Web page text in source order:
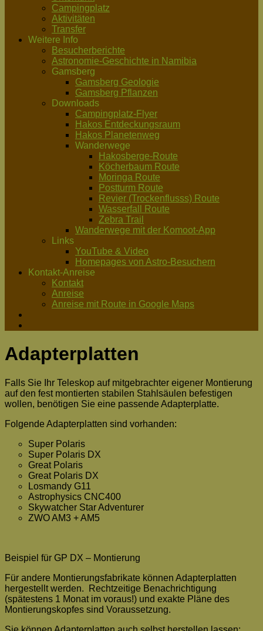
Campingplatz
Aktivitäten
Transfer
Weitere Info
Besucherberichte
Astronomie-Geschichte in Namibia
Gamsberg
Gamsberg Geologie
Gamsberg Pflanzen
Downloads
Campingplatz-Flyer
Hakos Entdeckungsraum
Hakos Planetenweg
Wanderwege
Hakosberge-Route
Köcherbaum Route
Moringa Route
Postturm Route
Revier (Trockenflusss) Route
Wasserfall Route
Zebra Trail
Wanderwege mit der Komoot-App
Links
YouTube & Video
Homepages von Astro-Besuchern
Kontakt-Anreise
Kontakt
Anreise
Anreise mit Route in Google Maps
Adapterplatten
Falls Sie Ihr Teleskop auf mitgebrachter eigener Montierung
auf den fest montierten stabilen Stahlsäulen befestigen
wollen, benötigen Sie eine passende Adapterplatte.
Folgende Adapterplatten sind vorhanden:
Super Polaris
Super Polaris DX
Great Polaris
Great Polaris DX
Losmandy G11
Astrophysics CNC400
Skywatcher Star Adventurer
ZWO AM3 + AM5
Beispiel für GP DX – Montierung
Für andere Montierungsfabrikate können Adapterplatten
hergestellt werden. Rechtzeitige Benachrichtigung
(spätestens 1 Monat im voraus!) und exakte Pläne des
Montierungskopfes sind Voraussetzung.